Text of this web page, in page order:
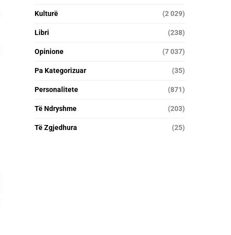
Kulturë (2 029)
Libri (238)
Opinione (7 037)
Pa Kategorizuar (35)
Personalitete (871)
Të Ndryshme (203)
Të Zgjedhura (25)